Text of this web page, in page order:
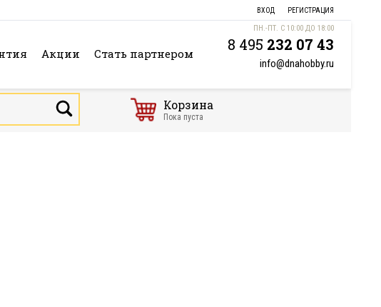
ВХОД РЕГИСТРАЦИЯ
Акции Стать партнером
ПН.-ПТ. С 10:00 ДО 18:00
8 495 232 07 43
info@dnahobby.ru
Корзина
Пока пуста